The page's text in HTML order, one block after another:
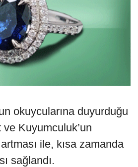
okuycularına duyurduğu
Kuyumculuk’un
artması ile, kısa zamanda
sağlandı.